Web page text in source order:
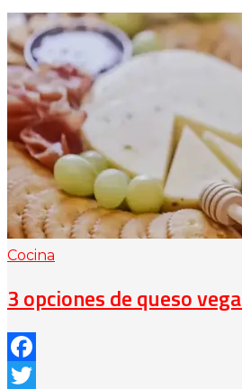
Cocina
3 opciones de queso
Facebook